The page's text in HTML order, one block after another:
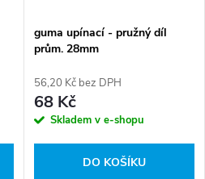
guma upínací - pružný díl
prům. 28mm
56,20 Kč bez DPH
68 Kč
Skladem v e-shopu
DO KOŠÍKU